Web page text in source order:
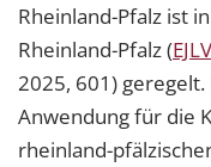
Rheinland-Pfalz ist
Rheinland-Pfalz (
2025, 601) geregelt.
Anwendung für die
rheinland-